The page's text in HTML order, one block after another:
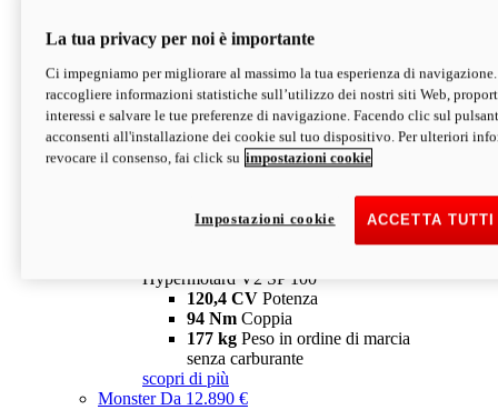
V2 SP
Hypermotard V2 SP
120,4 CVPotenza
94 NmCoppia
177 kgPeso in ordine di marcia
senza carburante
Depotenziata 35 kW: 18.890 € i
configura scopri di più
Hypermotard V2 SP 100
120,4 CV Potenza
94 Nm Coppia
177 kg Peso in ordine di marcia
senza carburante
scopri di più
MonsterDa 12.890 €
La tua privacy per noi è importante
Ci impegniamo per migliorare al massimo la tua esperienza di
raccogliere informazioni statistiche sull’utilizzo dei nostri siti Web,
interessi e salvare le tue preferenze di navigazione. Facendo clic sul
acconsenti all'installazione dei cookie sul tuo dispositivo. Per ulteriori
revocare il consenso, fai click su impostazioni cookie
ACCETTA
Impostazioni cookie